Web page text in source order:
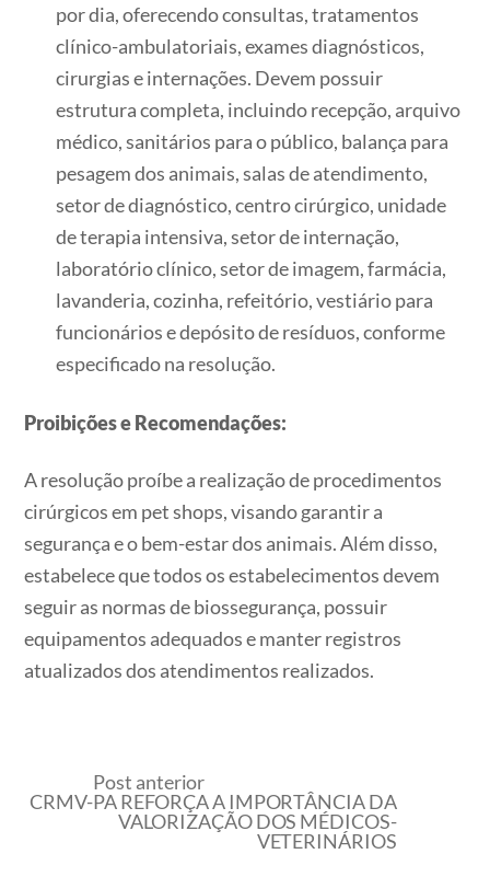
por dia, oferecendo consultas, tratamentos
clínico-ambulatoriais, exames diagnósticos,
cirurgias e internações. Devem possuir
estrutura completa, incluindo recepção, arquivo
médico, sanitários para o público, balança para
pesagem dos animais, salas de atendimento,
setor de diagnóstico, centro cirúrgico, unidade
de terapia intensiva, setor de internação,
laboratório clínico, setor de imagem, farmácia,
lavanderia, cozinha, refeitório, vestiário para
funcionários e depósito de resíduos, conforme
especificado na resolução.
Proibições e Recomendações:
A resolução proíbe a realização de procedimentos
cirúrgicos em pet shops, visando garantir a
segurança e o bem-estar dos animais. Além disso,
estabelece que todos os estabelecimentos devem
seguir as normas de biossegurança, possuir
equipamentos adequados e manter registros
atualizados dos atendimentos realizados.
Post anterior
CRMV-PA REFORÇA A IMPORTÂNCIA DA
VALORIZAÇÃO DOS MÉDICOS-
VETERINÁRIOS